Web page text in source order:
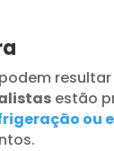
podem
estão
ou